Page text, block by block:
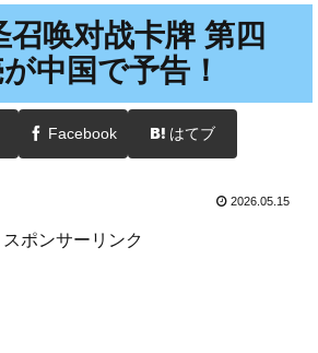
召唤对战卡牌 第四
中国で予告！
Facebook はてブ
2026.05.15
スポンサーリンク